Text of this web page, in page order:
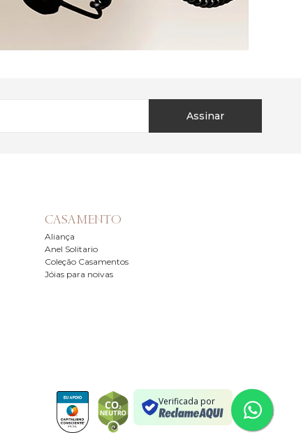
Assinar
CASAMENTO
Aliança
Anel Solitario
Coleção Casamentos
Jóias para noivas
Verificada por